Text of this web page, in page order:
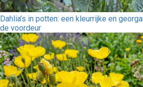
Dahlia’s in potten: een kleurrijke en
de voordeur